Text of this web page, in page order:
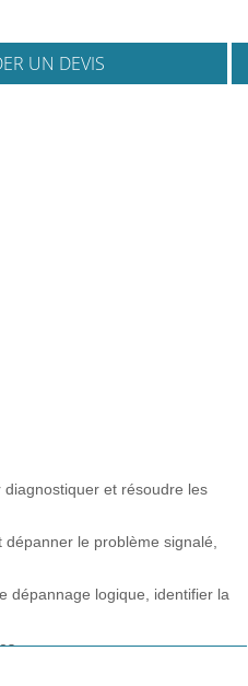
UN DEVIS
et résoudre les
le problème signalé,
dépannage logique, identifier la
des solutions